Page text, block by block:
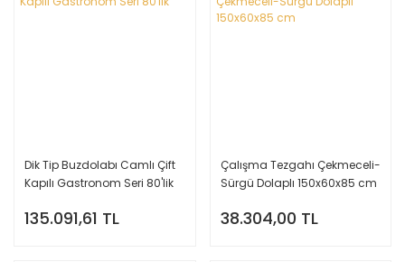
Dik Tip Buzdolabı Camlı Çift
Kapılı Gastronom Seri 80'lik
135.091,61 TL
Çalışma Tezgahı Çekmeceli-
Sürgü Dolaplı 150x60x85 cm
38.304,00 TL